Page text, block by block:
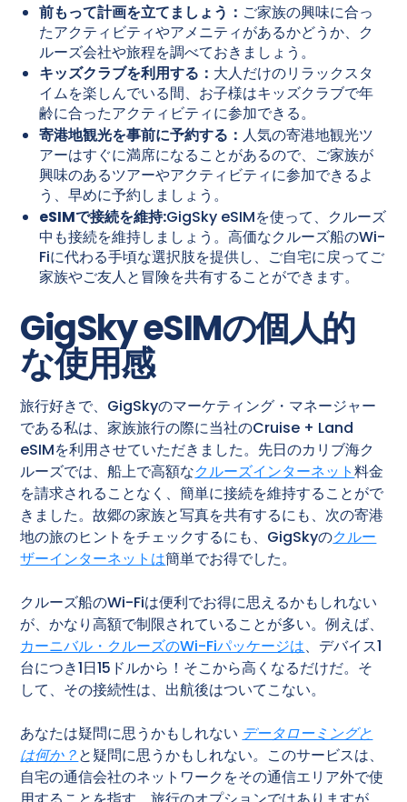
前もって計画を立てましょう： ご家族の興味に合っ
たアクティビティやアメニティがあるかどうか、ク
ルーズ会社や旅程を調べておきましょう。
キッズクラブを利用する： 大人だけのリラックスタ
イムを楽しんでいる間、お子様はキッズクラブで年
齢に合ったアクティビティに参加できる。
寄港地観光を事前に予約する： 人気の寄港地観光ツ
アーはすぐに満席になることがあるので、ご家族が
興味のあるツアーやアクティビティに参加できるよ
う、早めに予約しましょう。
eSIMで接続を維持:GigSky eSIMを使って、クルーズ
中も接続を維持しましょう。高価なクルーズ船のWi-
Fiに代わる手頃な選択肢を提供し、ご自宅に戻ってご
家族やご友人と冒険を共有することができます。
GigSky eSIMの個人的
な使用感
旅行好きで、GigSkyのマーケティング・マネージャー
である私は、家族旅行の際に当社のCruise + Land
eSIMを利用させていただきました。先日のカリブ海ク
ルーズでは、船上で高額なクルーズインターネット料金
を請求されることなく、簡単に接続を維持することがで
きました。故郷の家族と写真を共有するにも、次の寄港
地の旅のヒントをチェックするにも、GigSkyのクルー
ザーインターネットは簡単でお得でした。
クルーズ船のWi-Fiは便利でお得に思えるかもしれない
が、かなり高額で制限されていることが多い。例えば、
カーニバル・クルーズのWi-Fiパッケージは、デバイス1
台につき1日15ドルから！そこから高くなるだけだ。そ
して、その接続性は、出航後はついてこない。
あなたは疑問に思うかもしれない データローミングと
は何か？と疑問に思うかもしれない。 このサービスは、
自宅の通信会社のネットワークをその通信エリア外で使